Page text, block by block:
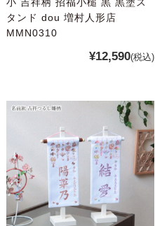
タンド dou 増村人形店
MMN0310
¥12,590(税込)